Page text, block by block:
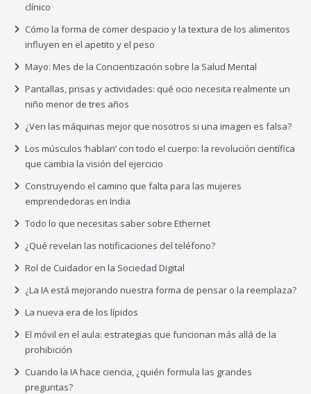
clínico
Cómo la forma de comer despacio y la textura de los alimentos
influyen en el apetito y el peso
Mayo: Mes de la Concientización sobre la Salud Mental
Pantallas, prisas y actividades: qué ocio necesita realmente un
niño menor de tres años
¿Ven las máquinas mejor que nosotros si una imagen es falsa?
Los músculos ‘hablan’ con todo el cuerpo: la revolución científica
que cambia la visión del ejercicio
Construyendo el camino que falta para las mujeres
emprendedoras en India
Todo lo que necesitas saber sobre Ethernet
¿Qué revelan las notificaciones del teléfono?
Rol de Cuidador en la Sociedad Digital
¿La IA está mejorando nuestra forma de pensar o la reemplaza?
La nueva era de los lípidos
El móvil en el aula: estrategias que funcionan más allá de la
prohibición
Cuando la IA hace ciencia, ¿quién formula las grandes
preguntas?